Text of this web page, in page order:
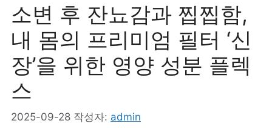
소변 후 잔뇨감과 찝찝함,
내 몸의 프리미엄 필터 ‘신
장’을 위한 영양 성분 플렉
스
2025-09-28 작성자: admin